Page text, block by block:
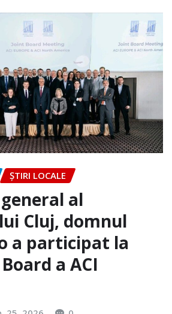
ȘTIRI LOCALE
al
Cluj, domnul
a participat la
a ACI